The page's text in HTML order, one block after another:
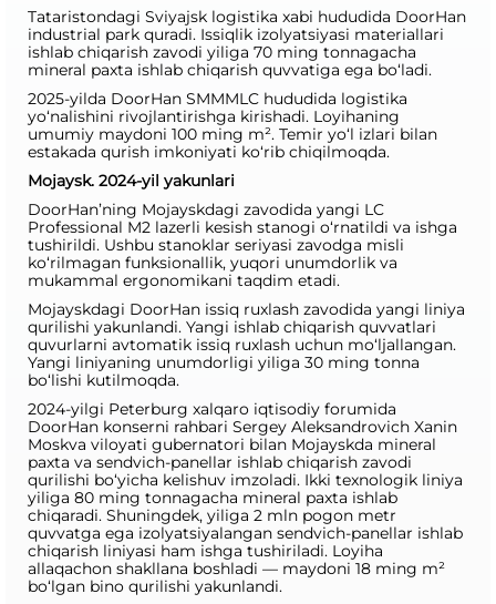
Tataristondagi Sviyajsk logistika xabi hududida DoorHan
industrial park quradi. Issiqlik izolyatsiyasi materiallari
ishlab chiqarish zavodi yiliga 70 ming tonnagacha
mineral paxta ishlab chiqarish quvvatiga ega bo‘ladi.
2025-yilda DoorHan SMMMLC hududida logistika
yo‘nalishini rivojlantirishga kirishadi. Loyihaning
umumiy maydoni 100 ming m². Temir yo‘l izlari bilan
estakada qurish imkoniyati ko‘rib chiqilmoqda.
Mojaysk. 2024-yil yakunlari
DoorHan’ning Mojayskdagi zavodida yangi LC
Professional M2 lazerli kesish stanogi o‘rnatildi va ishga
tushirildi. Ushbu stanoklar seriyasi zavodga misli
ko‘rilmagan funksionallik, yuqori unumdorlik va
mukammal ergonomikani taqdim etadi.
Mojayskdagi DoorHan issiq ruxlash zavodida yangi liniya
qurilishi yakunlandi. Yangi ishlab chiqarish quvvatlari
quvurlarni avtomatik issiq ruxlash uchun mo‘ljallangan.
Yangi liniyaning unumdorligi yiliga 30 ming tonna
bo‘lishi kutilmoqda.
2024-yilgi Peterburg xalqaro iqtisodiy forumida
DoorHan konserni rahbari Sergey Aleksandrovich Xanin
Moskva viloyati gubernatori bilan Mojayskda mineral
paxta va sendvich-panellar ishlab chiqarish zavodi
qurilishi bo‘yicha kelishuv imzoladi. Ikki texnologik liniya
yiliga 80 ming tonnagacha mineral paxta ishlab
chiqaradi. Shuningdek, yiliga 2 mln pogon metr
quvvatga ega izolyatsiyalangan sendvich-panellar ishlab
chiqarish liniyasi ham ishga tushiriladi. Loyiha
allaqachon shakllana boshladi — maydoni 18 ming m²
bo‘lgan bino qurilishi yakunlandi.